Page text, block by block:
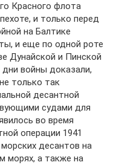
Красного флота
и только перед
на Балтике
и еще по одной роте
Дунайской и Пинской
войны доказали,
только так
десантной
судами для
во время
операции 1941
десантов на
морях, а также на